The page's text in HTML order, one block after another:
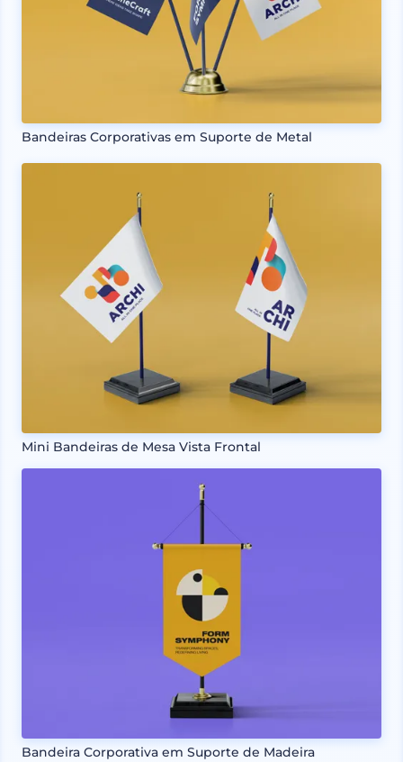
Bandeiras Corporativas em Suporte de Metal
Mini Bandeiras de Mesa Vista Frontal
Bandeira Corporativa em Suporte de Madeira